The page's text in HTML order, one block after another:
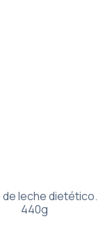
de leche dietético.
440g